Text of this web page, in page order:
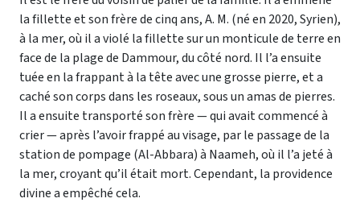
la fillette et son frère de cinq ans, A. M. (né en 2020, Syrien),
à la mer, où il a violé la fillette sur un monticule de terre en
face de la plage de Dammour, du côté nord. Il l’a ensuite
tuée en la frappant à la tête avec une grosse pierre, et a
caché son corps dans les roseaux, sous un amas de pierres.
Il a ensuite transporté son frère — qui avait commencé à
crier — après l’avoir frappé au visage, par le passage de la
station de pompage (Al-Abbara) à Naameh, où il l’a jeté à
la mer, croyant qu’il était mort. Cependant, la providence
divine a empêché cela.